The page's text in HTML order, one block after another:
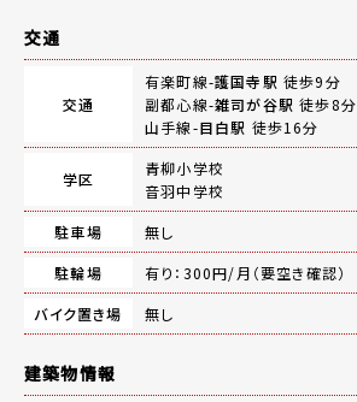
交通
交通
有楽町線-護国寺駅 徒歩9分
副都心線-雑司が谷駅 徒歩8分
山手線-目白駅 徒歩16分
学区
青柳小学校
音羽中学校
駐車場
無し
駐輪場
有り：300円/月（要空き確認）
バイク置き場
無し
建築物情報